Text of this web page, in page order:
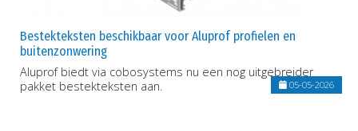
Bestekteksten beschikbaar voor Aluprof profielen en
buitenzonwering
Aluprof biedt via cobosystems nu een nog uitgebreider
pakket bestekteksten aan.
05-05-2026